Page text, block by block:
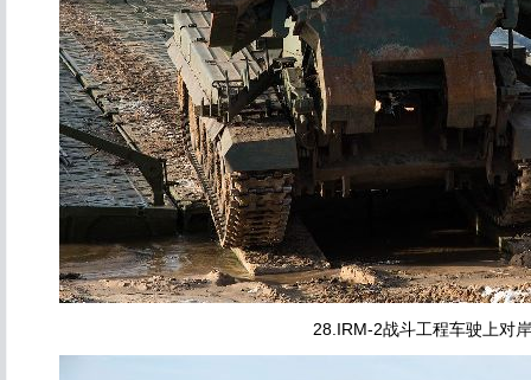
28.IRM-2战斗工程车驶上对